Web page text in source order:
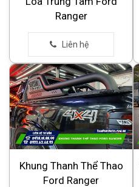
Ranger
Khung Thanh Thể Thao
Ford Ranger